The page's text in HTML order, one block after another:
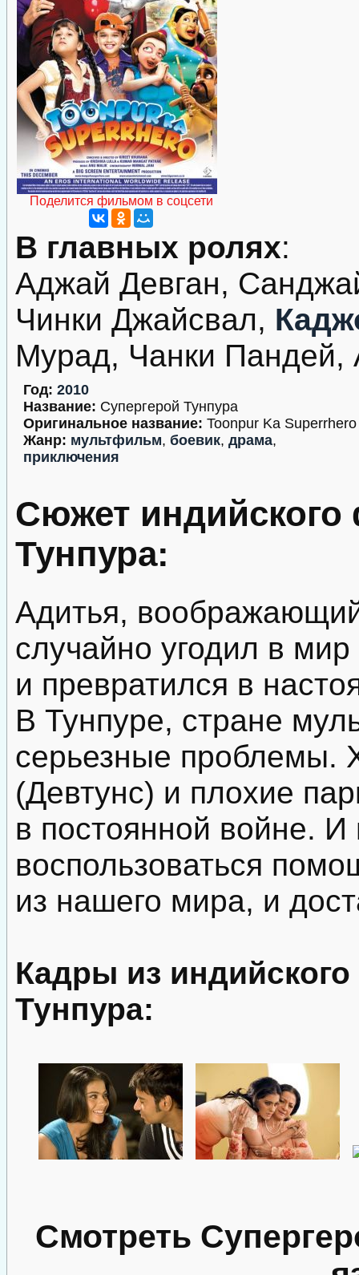
Поделится фильмом в соцсети
В главных ролях:
Аджай Девган,
Чинки Джайсвал,
Мурад, Чанки Пандей,
Год: 2010
Название: Супергерой Тунпура
Оригинальное название: Toonpur Ka Superrhero
Жанр: мультфильм, боевик, драма,
приключения
Сюжет
Тунпура:
Адитья,
случайно угодил в
и превратился в
В Тунпуре, стране
серьезные проблемы.
(Девтунс) и плохие
в постоянной войне.
воспользоваться
из нашего мира, и
Кадры из
Тунпура:
Смотреть